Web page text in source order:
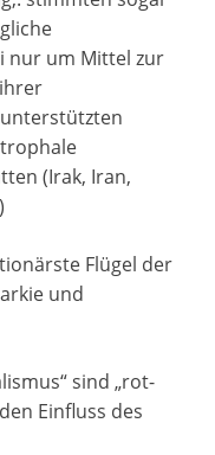
nur um Mittel zur
(Irak, Iran,
Flügel der
und
sind „rot-
Einfluss des